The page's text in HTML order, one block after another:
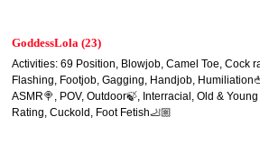
GoddessLola (23)
Activities: 69 Position, Blowjob, Camel Toe, Cock
Flashing, Footjob, Gagging, Handjob,
ASMR🍭, POV, Outdoor🍃, Interracial, Old &
Rating, Cuckold, Foot Fetish🦶🏼